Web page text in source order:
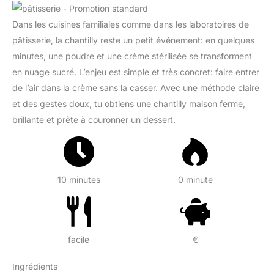
Dans les cuisines familiales comme dans les laboratoires de
pâtisserie, la chantilly reste un petit événement: en quelques
minutes, une poudre et une crème stérilisée se transforment
en nuage sucré. L’enjeu est simple et très concret: faire entrer
de l’air dans la crème sans la casser. Avec une méthode claire
et des gestes doux, tu obtiens une chantilly maison ferme,
brillante et prête à couronner un dessert.
10 minutes 0 minute
facile €
Ingrédients